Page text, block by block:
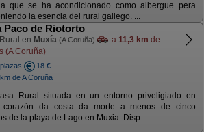
que se ha acondicionado como albergue pera
la esencia del rural gallego. ...
Paco de Riotorto
en Muxía (A Coruña) a 11,3 km de
(A Coruña)
18 €
de A Coruña
Rural situada en un entorno priveligiado en
corazón da costa da morte a menos de cinco
de la playa de Lago en Muxia. Disp ...